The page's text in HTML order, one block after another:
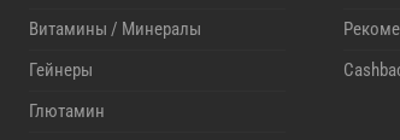
Витамины / Минералы
Гейнеры
Глютамин